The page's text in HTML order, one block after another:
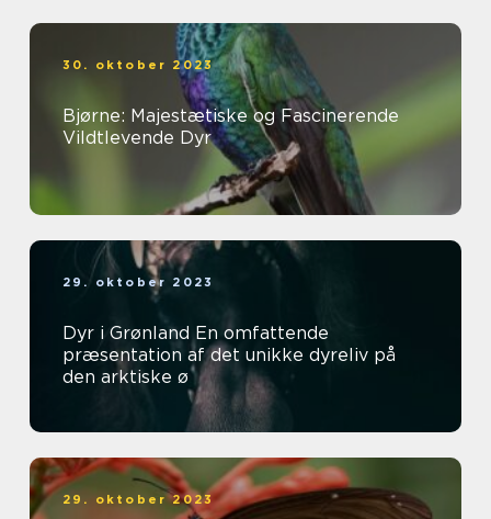
30. oktober 2023
Bjørne: Majestætiske og Fascinerende
Vildtlevende Dyr
29. oktober 2023
Dyr i Grønland En omfattende
præsentation af det unikke dyreliv på
den arktiske ø
29. oktober 2023